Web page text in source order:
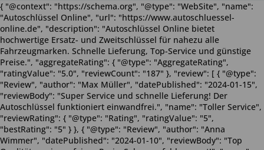
{ "@context": "https://schema.org", "@type": "WebSite", "name":
"Autoschlüssel Online", "url": "https://www.autoschluessel-
online.de", "description": "Autoschlüssel Online bietet
hochwertige Ersatz- und Zweitschlüssel für nahezu alle
Fahrzeugmarken. Schnelle Lieferung, Top-Service und günstige
Preise.", "aggregateRating": { "@type": "AggregateRating",
"ratingValue": "5.0", "reviewCount": "187" }, "review": [ { "@type":
"Review", "author": "Max Müller", "datePublished": "2024-01-15",
"reviewBody": "Super Service und schnelle Lieferung! Der
Autoschlüssel funktioniert einwandfrei.", "name": "Toller Service",
"reviewRating": { "@type": "Rating", "ratingValue": "5",
"bestRating": "5" } }, { "@type": "Review", "author": "Anna
Wimmer", "datePublished": "2024-01-10", "reviewBody": "Top